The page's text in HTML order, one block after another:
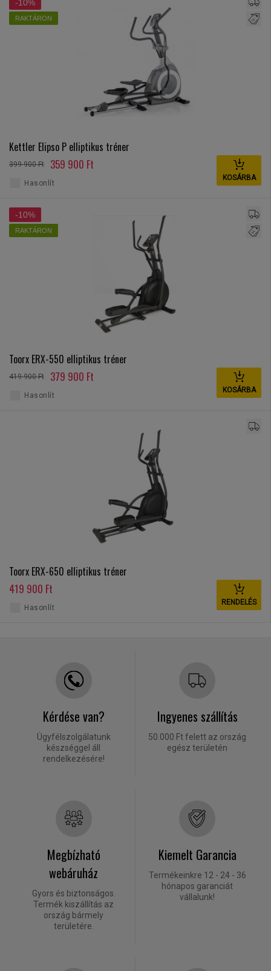
-10%
RAKTÁRON
Kettler Elipso P elliptikus tréner
399 900 Ft 359 900 Ft
KOSÁRBA
Hasonlít
-10%
RAKTÁRON
Toorx ERX-550 elliptikus tréner
419 900 Ft 379 900 Ft
KOSÁRBA
Hasonlít
Toorx ERX-650 elliptikus tréner
419 900 Ft
RENDELÉS
Hasonlít
Kérdése van?
Ügyfélszolgálatunk
készséggel áll
rendelkezésére!
Ingyenes szállítás
50.000 Ft felett az ország
egész területén
Megbízható
webáruház
Gyors és biztonságos.
Termék kiszállítás az
ország bármely
területére.
Kiemelt Garancia
Termékeinkre 12 - 24 - 36
hónapos garanciát
vállalunk!